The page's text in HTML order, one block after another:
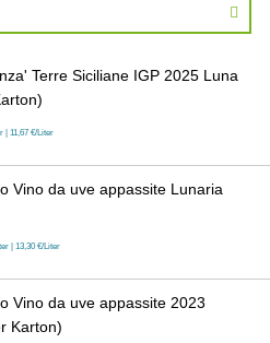
Terre Siciliane IGP 2025 Luna
| 11,67 €/Liter
Vino da uve appassite Lunaria
| 13,30 €/Liter
Vino da uve appassite 2023
Karton)